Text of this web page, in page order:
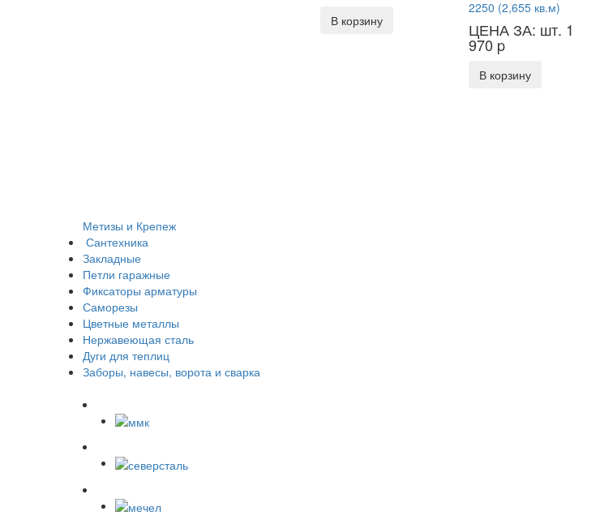
Метизы и Крепеж
Сантехника
Закладные
Петли гаражные
Фиксаторы арматуры
Саморезы
Цветные металлы
Нержавеющая сталь
Дуги для теплиц
Заборы, навесы, ворота и сварка
В корзину
2250 (2,655 кв.м)
ЦЕНА ЗА: шт. 1
970 p
В корзину